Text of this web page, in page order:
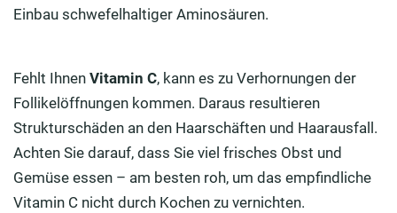
Einbau schwefelhaltiger Aminosäuren.
Fehlt Ihnen Vitamin C, kann es zu Verhornungen der
Follikelöffnungen kommen. Daraus resultieren
Strukturschäden an den Haarschäften und Haarausfall.
Achten Sie darauf, dass Sie viel frisches Obst und
Gemüse essen – am besten roh, um das empfindliche
Vitamin C nicht durch Kochen zu vernichten.